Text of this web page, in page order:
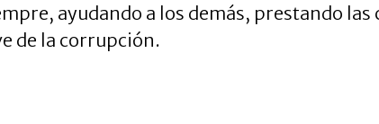
ayudando a los demás, prestando
de la corrupción.